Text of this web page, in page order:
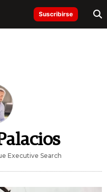
Suscribirse
Executive Search